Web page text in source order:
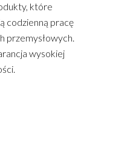
które
codzienną pracę
przemysłowych.
wysokiej